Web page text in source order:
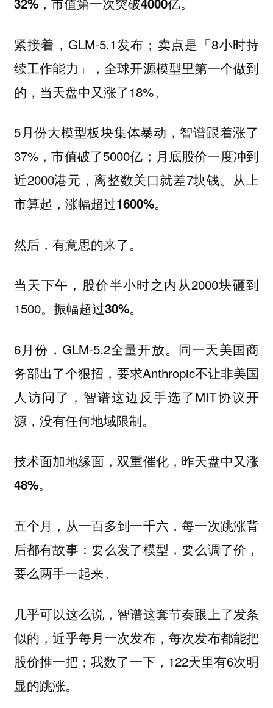
紧接着，GLM-5.1发布；卖点是「8小时持
续工作能力」，全球开源模型里第一个做到
的，当天盘中又涨了18%。
5月份大模型板块集体暴动，智谱跟着涨了
37%，市值破了5000亿；月底股价一度冲到
近2000港元，离整数关口就差7块钱。 从上
市算起，涨幅超过1600%。
然后，有意思的来了。
当天下午，股价半小时之内从2000块砸到
1500。 振幅超过30%。
6月份，GLM-5.2全量开放。同一天美国商
务部出了个狠招，要求Anthropic不让非美国
人访问了，智谱这边反手选了MIT协议开
源，没有任何地域限制。
技术面加地缘面，双重催化，昨天盘中又涨
48%。
五个月，从一百多到一千六，每一次跳涨背
后都有故事：要么发了模型，要么调了价，
要么两手一起来。
几乎可以这么说，智谱这套节奏跟上了发条
似的，近乎每月一次发布，每次发布都能把
股价推一把；我数了一下，122天里有6次明
显的跳涨。